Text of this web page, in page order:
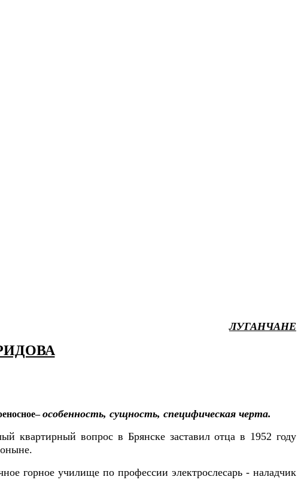
ЛУГАНЧАНЕ
особенность, сущность, специфическая черта.
квартирный вопрос в Брянске заставил отца в 1952 году
горное училище по профессии электрослесарь - наладчик